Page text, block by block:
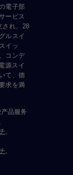
電子部
ービス
され、28
ルスイ
イッ
コンデ
源スイ
て、德
求を満
品服务
,
,
,